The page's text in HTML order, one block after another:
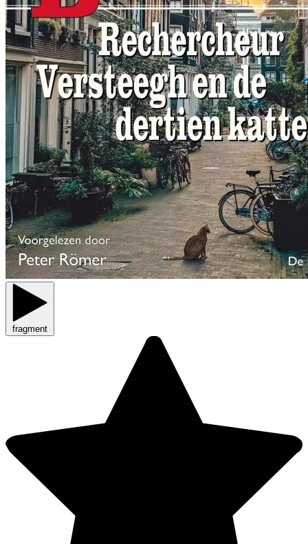
fragment